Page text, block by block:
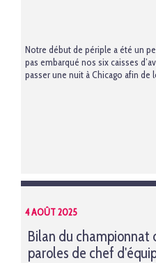
Notre début de périple a été un
pas embarqué nos six caisses
passer une nuit à Chicago afin de
4 AOÛT 2025
Bilan du championnat
paroles de chef